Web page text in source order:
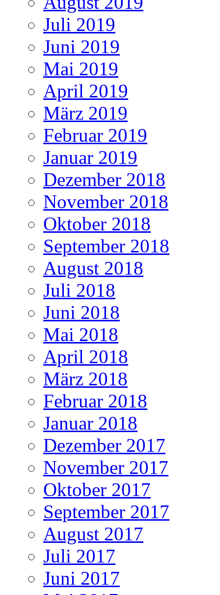
Juli 2019
Juni 2019
Mai 2019
April 2019
März 2019
Februar 2019
Januar 2019
Dezember 2018
November 2018
Oktober 2018
September 2018
August 2018
Juli 2018
Juni 2018
Mai 2018
April 2018
März 2018
Februar 2018
Januar 2018
Dezember 2017
November 2017
Oktober 2017
September 2017
August 2017
Juli 2017
Juni 2017